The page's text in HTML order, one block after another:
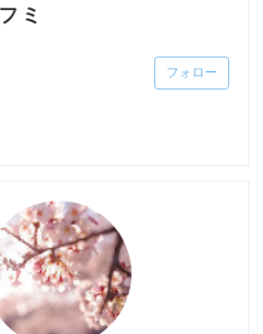
ミ
フォロー